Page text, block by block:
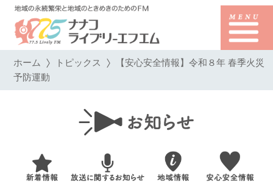
ホーム トピックス 【安心安全情報】令和８年 春季火災
予防運動